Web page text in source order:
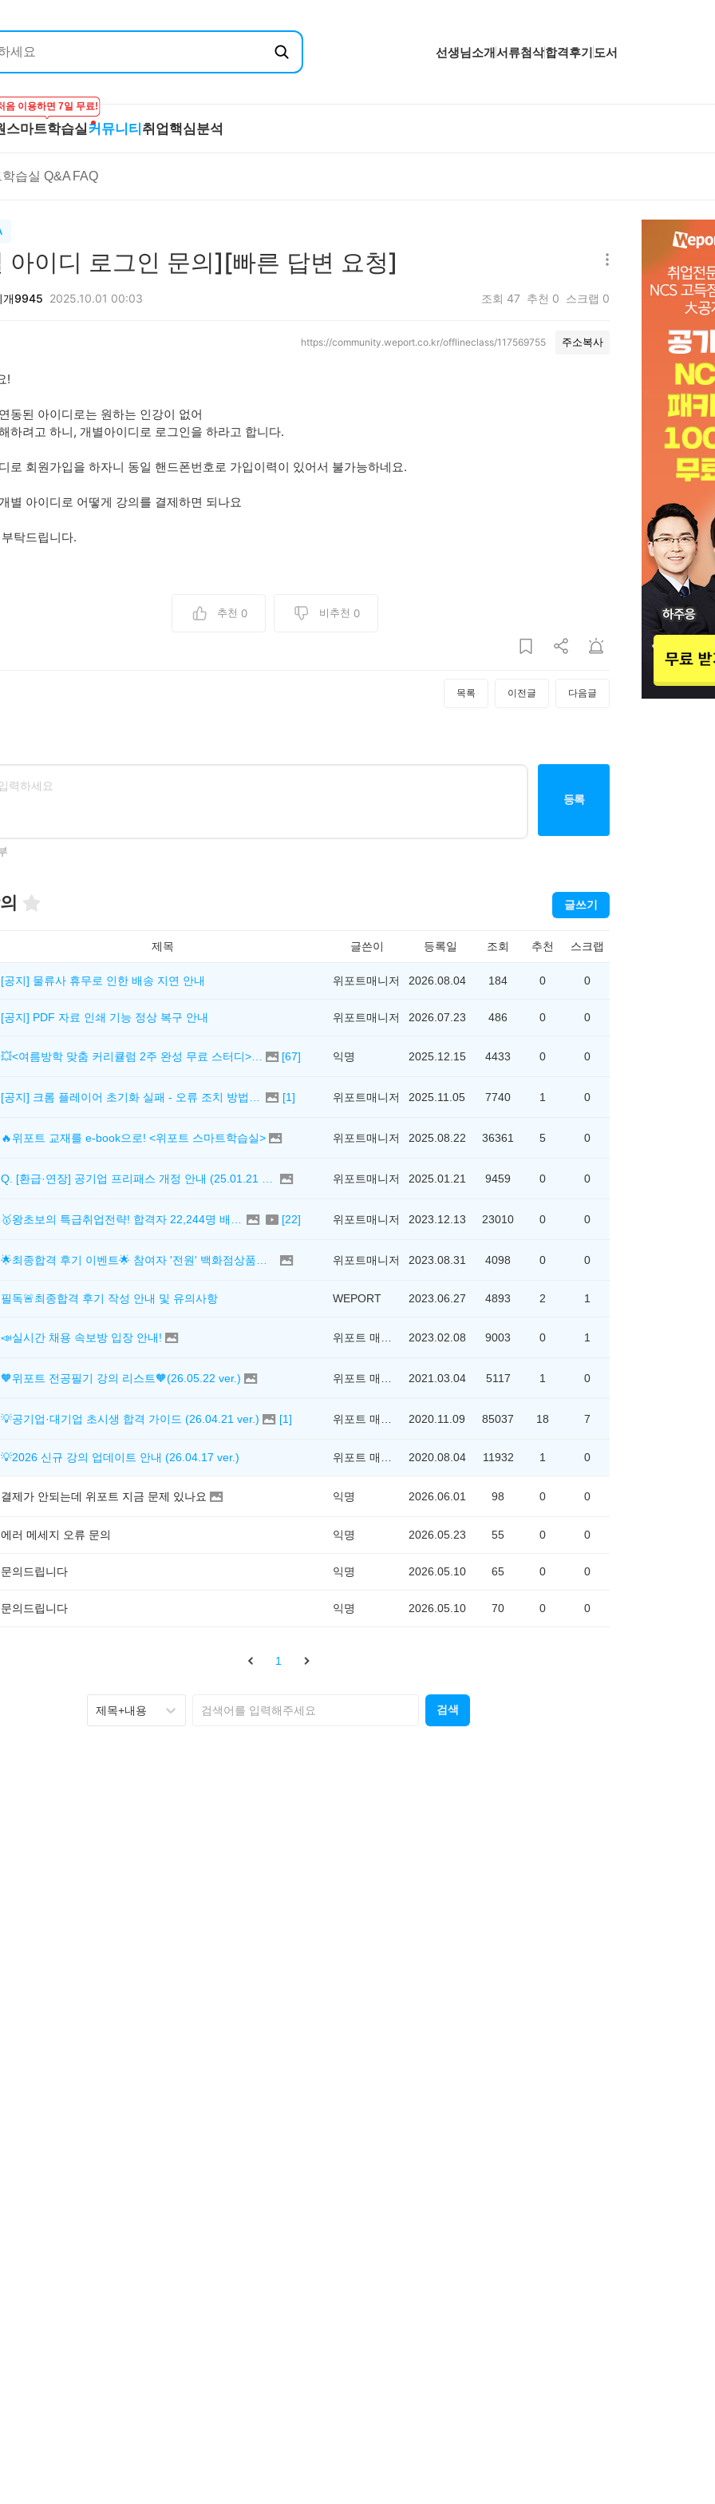
선생님소개서류첨삭합격후기 도서
음 이용하면 7일 무료!
스마트학습실 커뮤니티
습실 Q&A FAQ
취업핵심분석
온라인 강의
스마트학습실 Q&A
FAQ
직무핵심분석
합격자소서 핵심분석
아이디 로그인 문의][빠른 답변 요청]
개9945 2025.10.01 00:03 조회 47 추천 0 스크랩 0
https://community.weport.co.kr/offlineclass/117569755 주소복사
!
동된 아이디로는 원하는 인강이 없어
하려고 하니, 개별아이디로 로그인을 하라고 합니다.
로 회원가입을 하자니 동일 핸드폰번호로 가입이력이 있어서 불가능하네요.
별 아이디로 어떻게 강의를 결제하면 되나요
탁드립니다.
추천 0 비추천 0
목록 이전글 다음글
등록
글쓰기
제목 글쓴이 등록일 조회 추천 스크랩
[공지] 물류사 휴무로 인한 배송 지연 안내 위포트매니저 2026.08.04 184 0 0
[공지] PDF 자료 인쇄 기능 정상 복구 안내 위포트매니저 2026.07.23 486 0 0
[67] 익명 2025.12.15 4433 0 0
[1] 위포트매니저 2025.11.05 7740 1 0
🔥위포트 교재를 e-book으로! <위포트 스마트학습실> 위포트매니저 2025.08.22 36361 5 0
위포트매니저 2025.01.21 9459 0 0
[22] 위포트매니저 2023.12.13 23010 0 0
위포트매니저 2023.08.31 4098 0 0
필독🚨최종합격 후기 작성 안내 및 유의사항 WEPORT 2023.06.27 4893 2 1
📣실시간 채용 속보방 입장 안내! 2023.02.08 9003 0 1
🧡위포트 전공필기 강의 리스트🧡(26.05.22 ver.) 2021.03.04 5117 1 0
💡공기업·대기업 초시생 합격 가이드 (26.04.21 ver.) [1] 2020.11.09 85037 18 7
💡2026 신규 강의 업데이트 안내 (26.04.17 ver.) 2020.08.04 11932 1 0
결제가 안되는데 위포트 지금 문제 있나요 익명 2026.06.01 98 0 0
에러 메세지 오류 문의 익명 2026.05.23 55 0 0
문의드립니다 익명 2026.05.10 65 0 0
문의드립니다 익명 2026.05.10 70 0 0
1
제목+내용 검색